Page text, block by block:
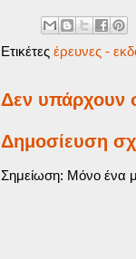
Ετικέτες έρευνες -
Δεν υπάρχουν
Δημοσίευση
Σημείωση: Μόνο ένα